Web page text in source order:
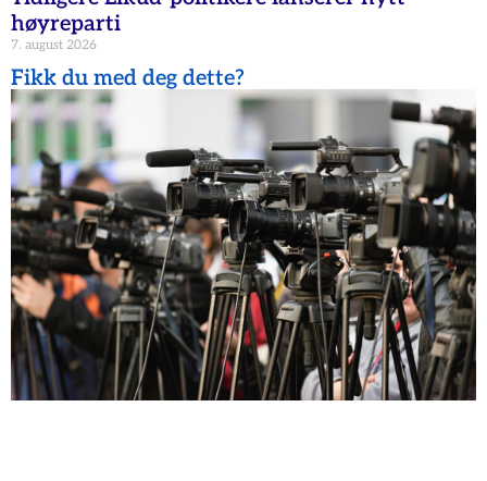
høyreparti
7. august 2026
Fikk du med deg dette?